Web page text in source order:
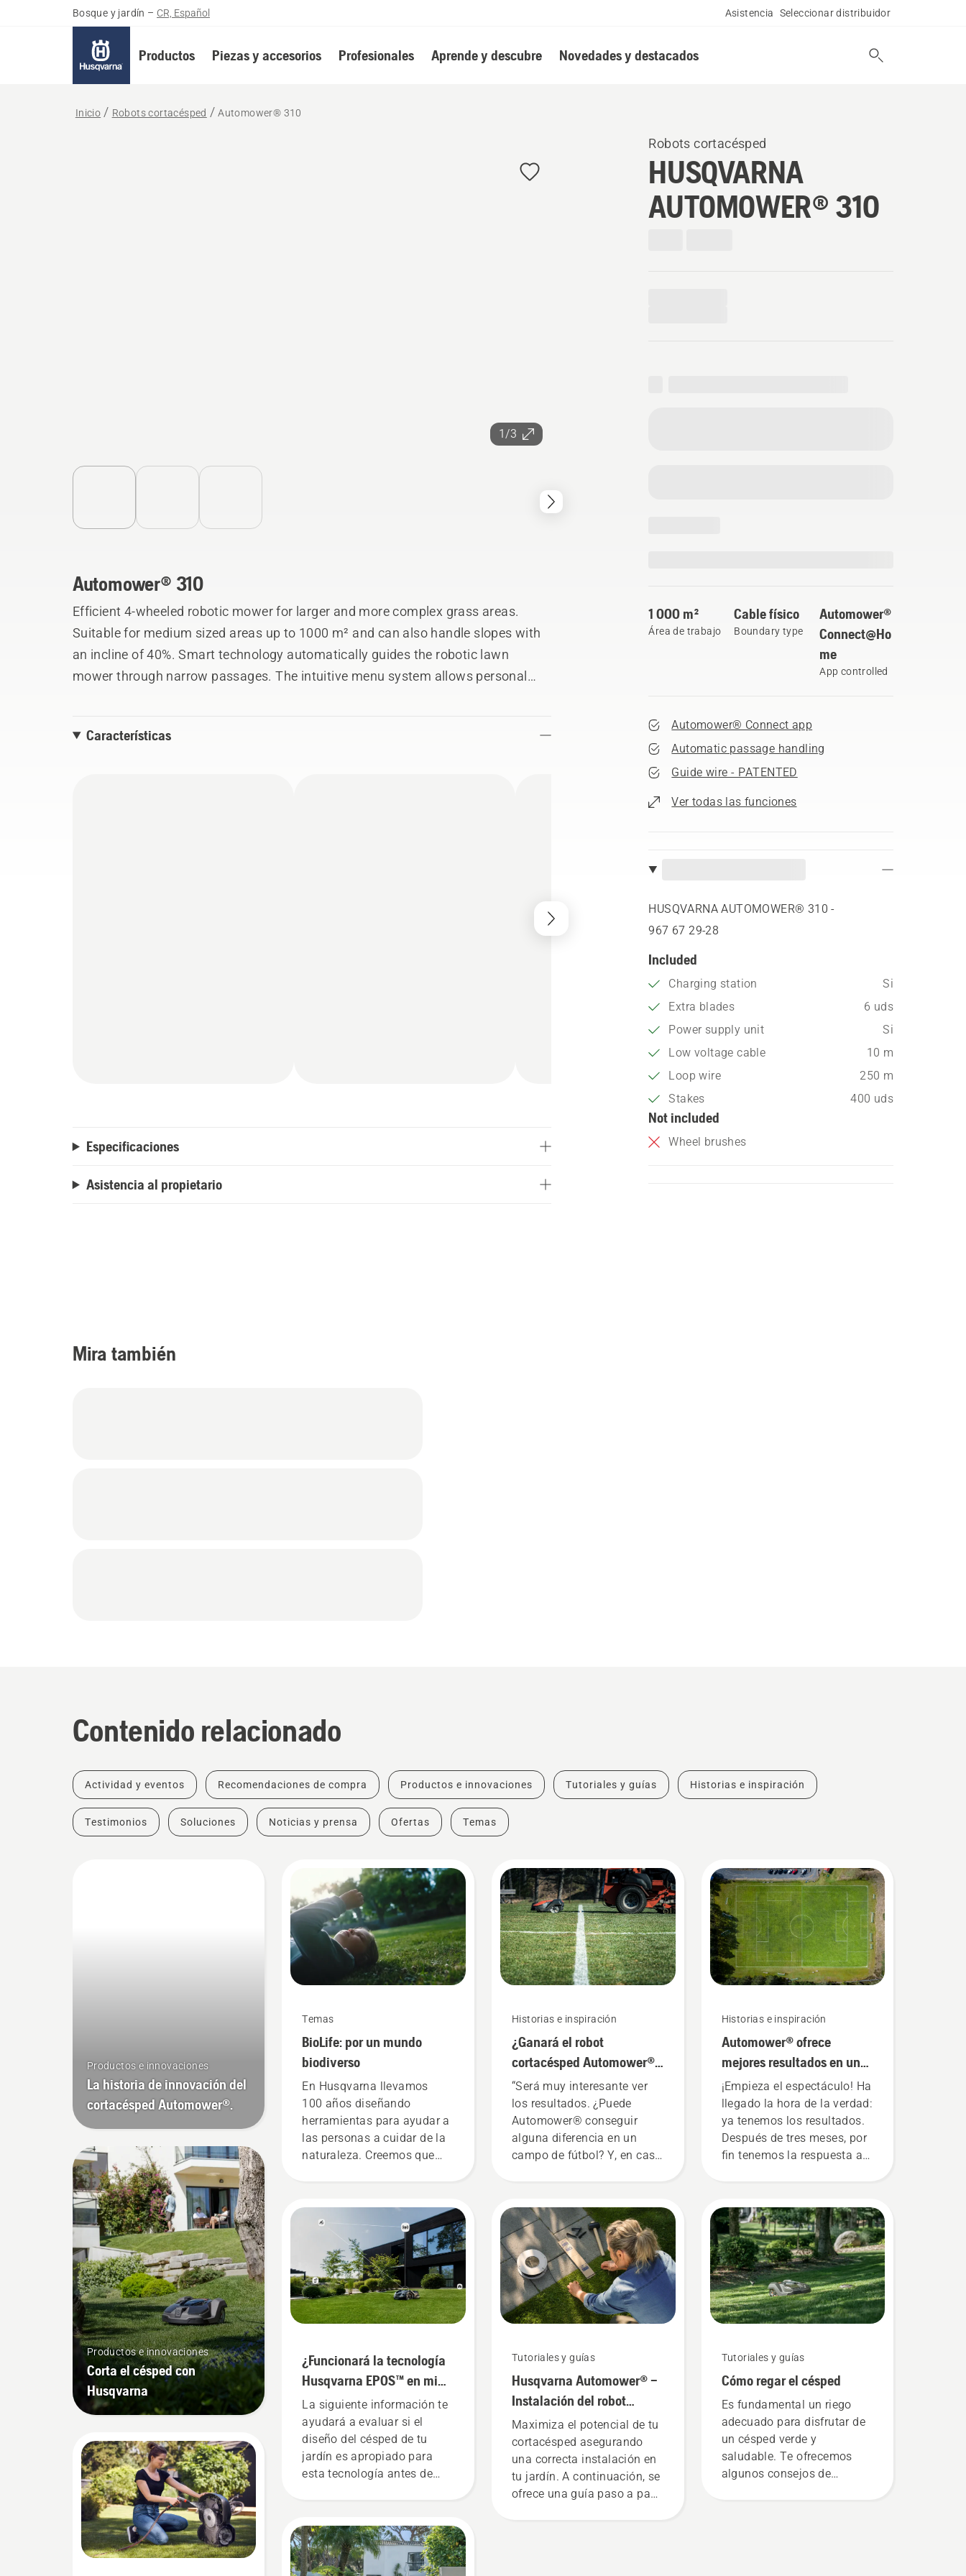
Bosque y jardín – CR, Español Asistencia Seleccionar distribuidor
Productos Piezas y accesorios Profesionales Aprende y descubre Novedades y destacados
Inicio Robots cortacésped Automower® 310
1/3
Robots cortacésped
HUSQVARNA
AUTOMOWER® 310
1 000 m²
Área de trabajo
Cable físico
Boundary type
Automower®
Connect@Ho
me
App controlled
Automower® Connect app
Automatic passage handling
Guide wire - PATENTED
Ver todas las funciones
HUSQVARNA AUTOMOWER® 310 -
967 67 29‑28
Included
Charging station
Si
Extra blades
6 uds
Power supply unit
Si
Low voltage cable
10 m
Loop wire
250 m
Stakes
400 uds
Not included
Wheel brushes
Automower® 310
Efficient 4-wheeled robotic mower for larger and more complex grass areas.
Suitable for medium sized areas up to 1000 m² and can also handle slopes with
an incline of 40%. Smart technology automatically guides the robotic lawn
mower through narrow passages. The intuitive menu system allows personal
Características
Especificaciones
Asistencia al propietario
Mira también
Contenido relacionado
Actividad y eventos Recomendaciones de compra Productos e innovaciones Tutoriales y guías Historias e inspiración
Testimonios Soluciones Noticias y prensa Ofertas Temas
Productos e innovaciones
La historia de innovación del
cortacésped Automower®.
Productos e innovaciones
Corta el césped con
Husqvarna
Temas
BioLife: por un mundo
biodiverso
En Husqvarna llevamos
100 años diseñando
herramientas para ayudar a
las personas a cuidar de la
naturaleza. Creemos que
avance de la biodiversidad.
¿Funcionará la tecnología
Husqvarna EPOS™ en mi
jardín?
La siguiente información te
ayudará a evaluar si el
diseño del césped de tu
jardín es apropiado para
esta tecnología antes de
local realizará una
comprobación obligatoria
del jardín al adquirir uno de
Historias e inspiración
¿Ganará el robot
cortacésped Automower®
a los cortacéspedes
convencionales?
“Será muy interesante ver
los resultados. ¿Puede
Automower® conseguir
alguna diferencia en un
campo de fútbol? Y, en caso
Simeon Liljenberg,
responsable del campo del
estadio nacional de fútbol
de Suecia, el Friends Arena.
Y los resultados que
anticipa se obtendrán
mediante una prueba que
está a punto de realizarse,
campo de fútbol se cortará
con un robot cortacésped
profesional Automower® y
giratorio con asiento. ¿Con
cuál se conseguirá el mejor
césped para jugar al fútbol?
Tutoriales y guías
Husqvarna Automower® –
Instalación del robot
cortacésped con cable
delimitador
Maximiza el potencial de tu
cortacésped asegurando
una correcta instalación en
tu jardín. A continuación, se
ofrece una guía paso a paso
Historias e inspiración
Automower® ofrece
mejores resultados en un
campo de césped que un
cortacésped convencional
¡Empieza el espectáculo! Ha
llegado la hora de la verdad:
ya tenemos los resultados.
Después de tres meses, por
fin tenemos la respuesta a
cuidado con un robot
cortacésped Automower® o
uno cortado con un
cortacésped giratorio
convencional? Nuestro juez
y jurado, de vuelta al centro
de la acción, es Simeon
Liljenberg, responsable del
de fútbol de Suecia, el
Friends Arena. ¿Preparados?
Tutoriales y guías
Cómo regar el césped
Es fundamental un riego
adecuado para disfrutar de
un césped verde y
saludable. Te ofrecemos
algunos consejos de